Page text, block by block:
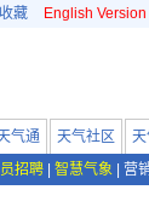
藏 English Version
气通 天气社区
招聘 智慧气象 营